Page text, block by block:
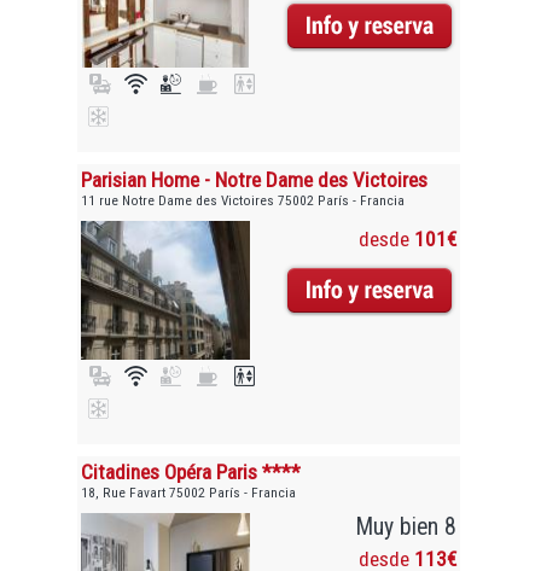
Parisian Home - Notre Dame des Victoires
11 rue Notre Dame des Victoires 75002 París - Francia
desde 101€
Citadines Opéra Paris ****
18, Rue Favart 75002 París - Francia
Muy bien 8
desde 113€